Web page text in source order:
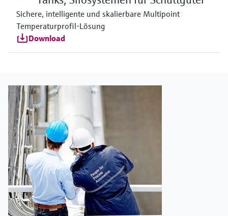
Sichere, intelligente und skalierbare Multipoint
Temperaturprofil-Lösung
Download